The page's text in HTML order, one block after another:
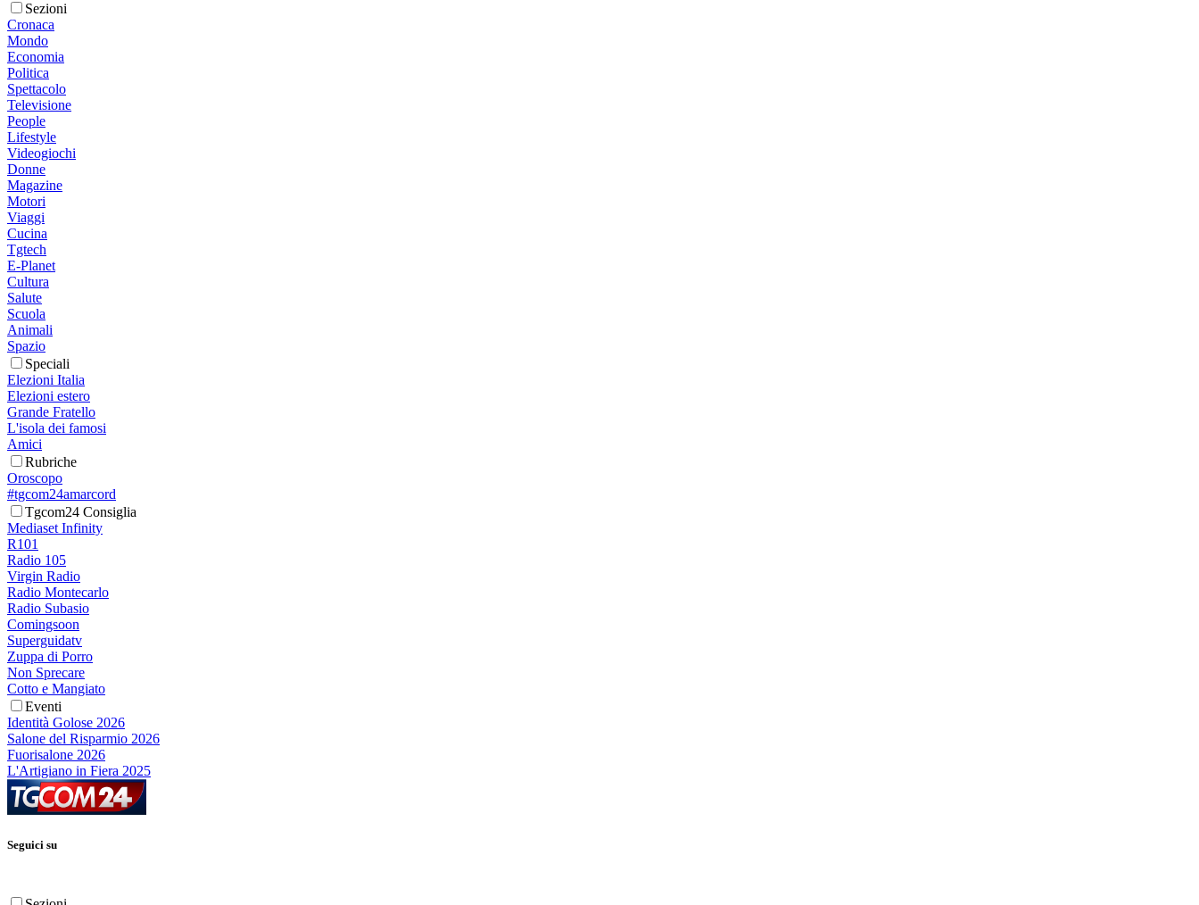
Sezioni
Cronaca
Mondo
Economia
Politica
Spettacolo
Televisione
People
Lifestyle
Videogiochi
Donne
Magazine
Motori
Viaggi
Cucina
Tgtech
E-Planet
Cultura
Salute
Scuola
Animali
Spazio
Speciali
Elezioni Italia
Elezioni estero
Grande Fratello
L'isola dei famosi
Amici
Rubriche
Oroscopo
#tgcom24amarcord
Tgcom24 Consiglia
Mediaset Infinity
R101
Radio 105
Virgin Radio
Radio Montecarlo
Radio Subasio
Comingsoon
Superguidatv
Zuppa di Porro
Non Sprecare
Cotto e Mangiato
Eventi
Identità Golose 2026
Salone del Risparmio 2026
Fuorisalone 2026
L'Artigiano in Fiera 2025
Seguici su